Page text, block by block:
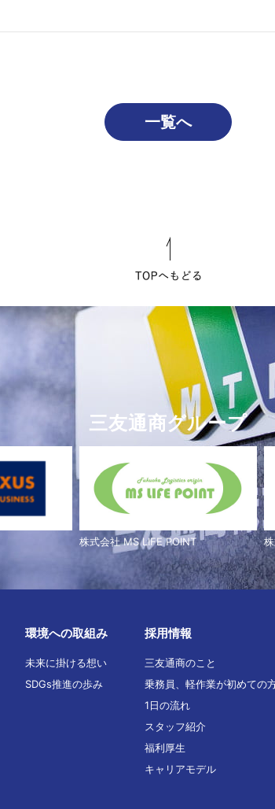
一覧へ
三友通商グループ
株式会社 MS LIFE POINT
環境への取組み
未来に掛ける想い
SDGs推進の歩み
採用情報
三友通商のこと
乗務員、軽作業が初めての
1日の流れ
スタッフ紹介
福利厚生
キャリアモデル